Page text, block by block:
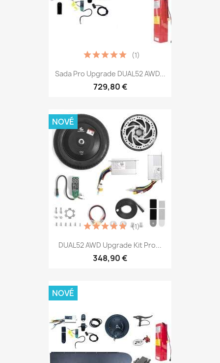
Sada Pro Upgrade DUAL52 AWD...
729,80 €
(1)
DUAL52 AWD Upgrade Kit Pro...
348,90 €
(1)
NOVÉ
NOVÉ